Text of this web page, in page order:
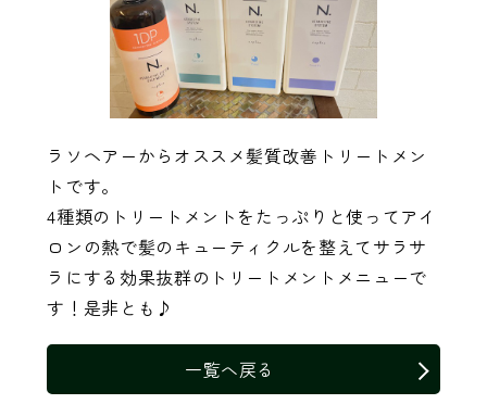
ラソヘアーからオススメ髪質改善トリートメン
トです。
4種類のトリートメントをたっぷりと使ってアイ
ロンの熱で髪のキューティクルを整えてサラサ
ラにする効果抜群のトリートメントメニューで
す！是非とも♪
一覧へ戻る